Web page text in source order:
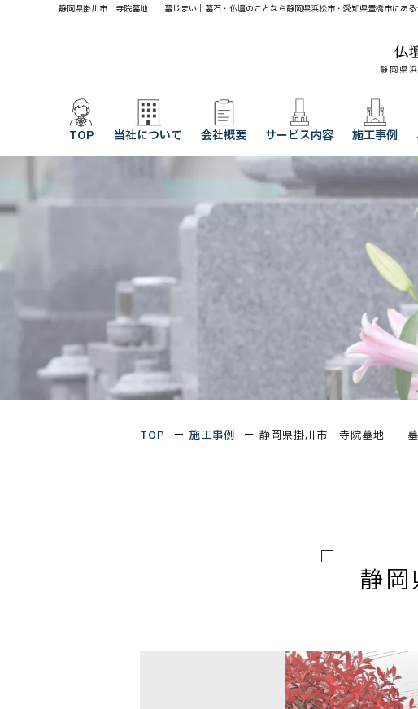
静岡県掛川市 寺院墓地 墓じまい｜墓石・仏壇のことなら静岡県浜松市・愛知県豊橋市にある
静岡県
TOP 当社について 会社概要 サービス内容 施工事例
TOP 施工事例 静岡県掛川市 寺院墓地 墓